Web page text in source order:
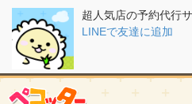
超人気店の予約代行
LINEで友達に追加